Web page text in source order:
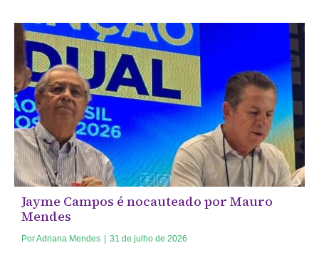
Jayme Campos é nocauteado por Mauro
Mendes
PorAdriana Mendes 31 de julho de 2026